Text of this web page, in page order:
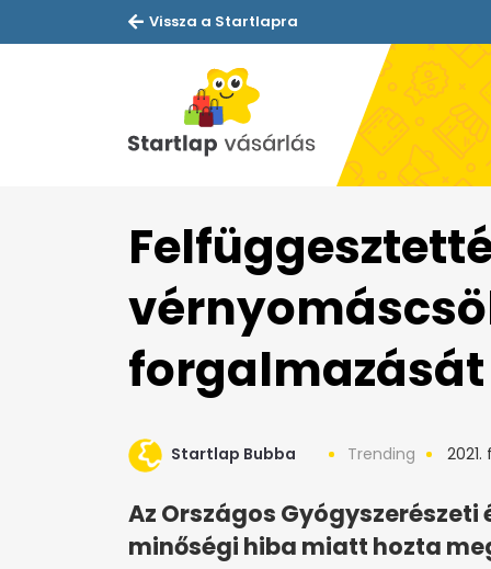
Vissza a Startlapra
forgalmazását
Startlap Bubba Trending
Az Országos
minőségi hiba miatt hozta